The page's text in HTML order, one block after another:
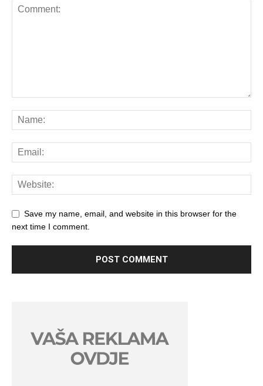
Save my name, email, and website in this browser for the
next time I comment.